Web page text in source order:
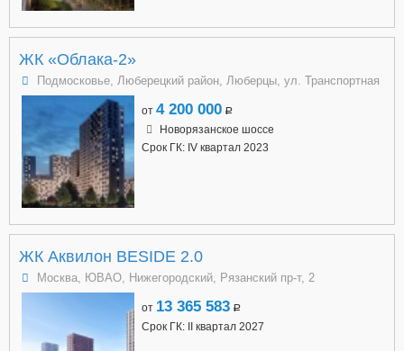
ЖК «Облака-2»
Подмосковье, Люберецкий район, Люберцы, ул. Транспортная
от 4 200 000 a
Новорязанское шоссе
Срок ГК: IV квартал 2023
ЖК Аквилон BESIDE 2.0
Москва, ЮВАО, Нижегородский, Рязанский пр-т, 2
от 13 365 583 a
Срок ГК: II квартал 2027